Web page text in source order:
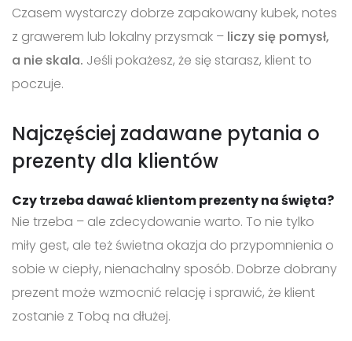
Czasem wystarczy dobrze zapakowany kubek, notes
z grawerem lub lokalny przysmak – liczy się pomysł,
a nie skala. Jeśli pokażesz, że się starasz, klient to
poczuje.
Najczęściej zadawane pytania o
prezenty dla klientów
Czy trzeba dawać klientom prezenty na święta?
Nie trzeba – ale zdecydowanie warto. To nie tylko
miły gest, ale też świetna okazja do przypomnienia o
sobie w ciepły, nienachalny sposób. Dobrze dobrany
prezent może wzmocnić relację i sprawić, że klient
zostanie z Tobą na dłużej.